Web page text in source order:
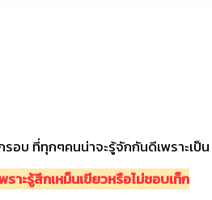
อบ ที่ทุกๆคนน่าจะรู้จักกันดีเพราะเป็น
าะรู้สึกเหม็นเขียวหรือไม่ชอบเท็ก